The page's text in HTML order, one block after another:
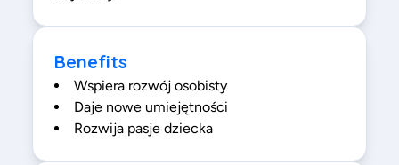
Benefits
Wspiera rozwój osobisty
Daje nowe umiejętności
Rozwija pasje dziecka